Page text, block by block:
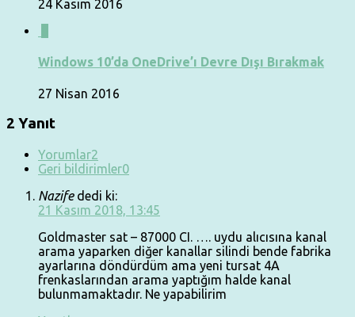
24 Kasım 2016
Windows 10’da OneDrive’ı Devre Dışı Bırakmak
27 Nisan 2016
2 Yanıt
Yorumlar2
Geri bildirimler0
Nazife dedi ki:
21 Kasım 2018, 13:45
Goldmaster sat – 87000 CI. …. uydu alıcısına kanal
arama yaparken diğer kanallar silindi bende fabrika
ayarlarına döndürdüm ama yeni tursat 4A
frenkaslarından arama yaptığım halde kanal
bulunmamaktadır. Ne yapabilirim